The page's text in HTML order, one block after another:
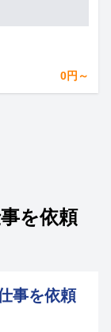
0円～
を依頼
事を依頼